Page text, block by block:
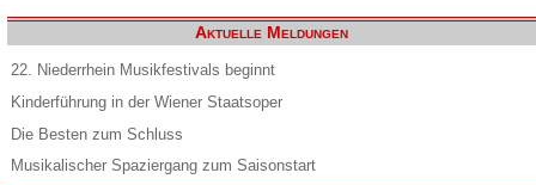
Aktuelle Meldungen
22. Niederrhein Musikfestivals beginnt
Kinderführung in der Wiener Staatsoper
Die Besten zum Schluss
Musikalischer Spaziergang zum Saisonstart